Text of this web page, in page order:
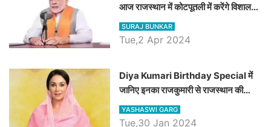
आज राजस्थान में कोटपूतली में करेंगे विशाल
रैली, एक सभा से 8 सीटों पर साधेगें निशाना
SURAJ BUNKAR
Tue,2 Apr 2024
Diya Kumari Birthday Special में
जानिए इनका राजकुमारी से राजस्थान की
डिप्टी सीएम बनने तक का सफर, एक क्लिक में
जाने पूरा जीवन परिचय
YASHASWI GARG
Tue,30 Jan 2024